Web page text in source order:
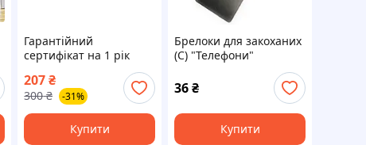
Гарантійний
сертифікат на 1 рік
207₴
300 ₴ -31%
Купити
Брелоки для закоханих
(C) "Телефони"
36₴
Купити